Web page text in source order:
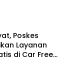
Poskes
Layanan
di Car Free